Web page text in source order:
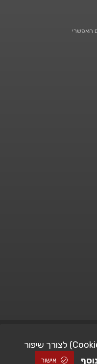
האפשרי
© All Rights Reserved |
אתר זה משתמש בעוגיות (Cookies) לצורך שיפור